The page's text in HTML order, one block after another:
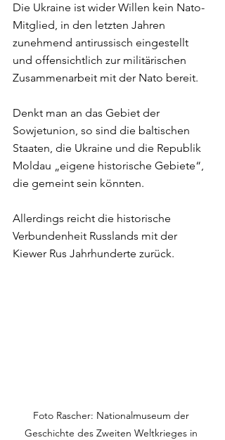
Die Ukraine ist wider Willen kein Nato-
Mitglied, in den letzten Jahren
zunehmend antirussisch eingestellt
und offensichtlich zur militärischen
Zusammenarbeit mit der Nato bereit.
Denkt man an das Gebiet der
Sowjetunion, so sind die baltischen
Staaten, die Ukraine und die Republik
Moldau „eigene historische Gebiete“,
die gemeint sein könnten.
Allerdings reicht die historische
Verbundenheit Russlands mit der
Kiewer Rus Jahrhunderte zurück.
Foto Rascher: Nationalmuseum der
Geschichte des Zweiten Weltkrieges in